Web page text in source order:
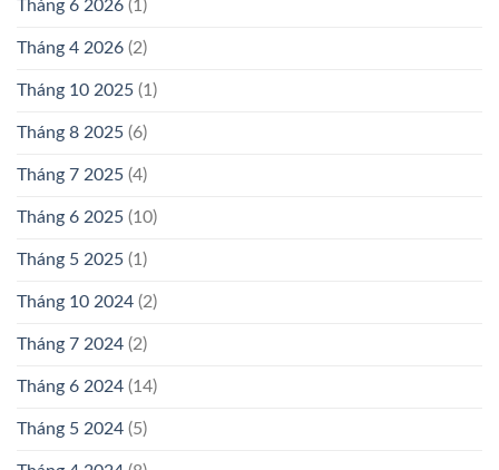
Tháng 6 2026 (1)
Tháng 4 2026 (2)
Tháng 10 2025 (1)
Tháng 8 2025 (6)
Tháng 7 2025 (4)
Tháng 6 2025 (10)
Tháng 5 2025 (1)
Tháng 10 2024 (2)
Tháng 7 2024 (2)
Tháng 6 2024 (14)
Tháng 5 2024 (5)